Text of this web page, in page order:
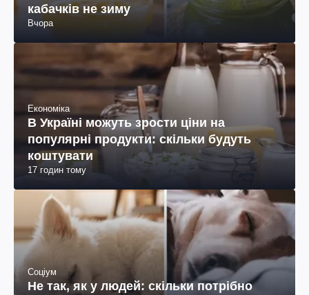
кабачків не зиму
Вчора
Економіка
В Україні можуть зрости ціни на
популярні продукти: скільки будуть
коштувати
17 годин тому
Соціум
Не так, як у людей: скільки потрібно